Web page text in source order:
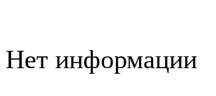
Нет информации